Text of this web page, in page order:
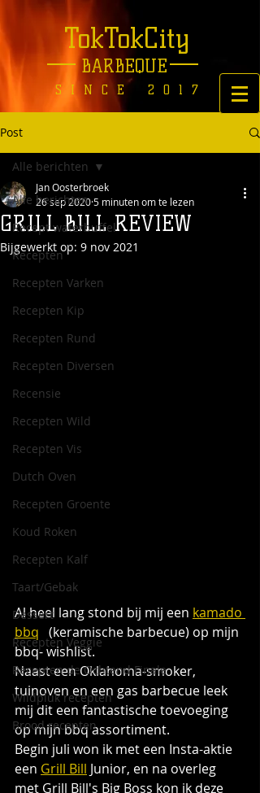
TokTokCity
BARBEQUE
SINCE 2017
Post
Alle berichten
Recept waterbuffel
Recepten
Recepten Varken
Recepten Kip
Recepten Rund
Recepten Diversen
Recensie
Recepten Wild
Recepten Vis
Dutch Oven
Recepten Groente
Koud Roken
Recepten Kalf
Taart/Gebak
Dessert
Recepten Veggie
Recepten de Ochtend Finale
Wildpluk recepten
Brood recepten
Alle berichten
GRILL BILL REVIEW
Jan Oosterbroek
26 sep 20205 minuten om te lezen
Bijgewerkt op: 9 nov 2021
Al heel lang stond bij mij een kamado
bbq
   (keramische barbecue) op mijn
bbq- wishlist.
Naast een Oklahoma-smoker,
tuinoven en een gas barbecue leek
mij dit een fantastische toevoeging
op mijn bbq assortiment.
Begin juli won ik met een Insta-aktie
een Grill Bill Junior, en na overleg
met Grill Bill's Big Boss kon ik deze